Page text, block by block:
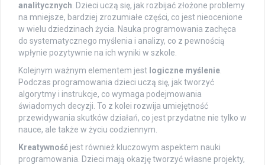
analitycznych. Dzieci uczą się, jak rozbijać złożone problemy
na mniejsze, bardziej zrozumiałe części, co jest nieocenione
w wielu dziedzinach życia. Nauka programowania zachęca
do systematycznego myślenia i analizy, co z pewnością
wpłynie pozytywnie na ich wyniki w szkole.
Kolejnym ważnym elementem jest logiczne myślenie.
Podczas programowania dzieci uczą się, jak tworzyć
algorytmy i instrukcje, co wymaga podejmowania
świadomych decyzji. To z kolei rozwija umiejętność
przewidywania skutków działań, co jest przydatne nie tylko w
nauce, ale także w życiu codziennym.
Kreatywność jest również kluczowym aspektem nauki
programowania. Dzieci mają okazję tworzyć własne projekty,